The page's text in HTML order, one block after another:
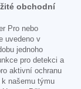
obchodní
Pro nebo
uvedeno v
jednoho
pro detekci a
aktivní ochranu
našemu týmu